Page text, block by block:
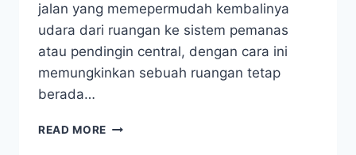
jalan yang memepermudah kembalinya
udara dari ruangan ke sistem pemanas
atau pendingin central, dengan cara ini
memungkinkan sebuah ruangan tetap
berada…
READ MORE